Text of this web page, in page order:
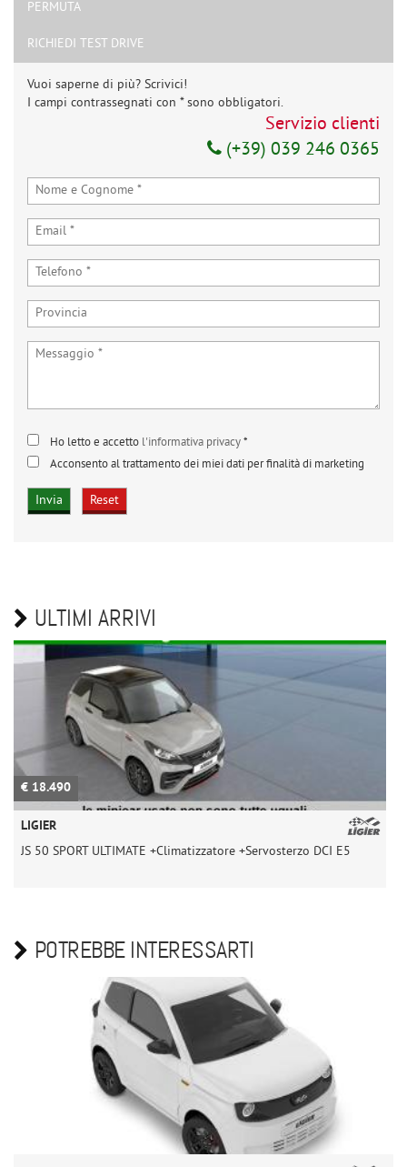
PERMUTA
RICHIEDI TEST DRIVE
Vuoi saperne di più? Scrivici!
I campi contrassegnati con * sono obbligatori.
Servizio clienti
(+39) 039 246 0365
Ho letto e accetto l'informativa privacy*
Acconsento al trattamento dei miei dati per finalità di marketing
ULTIMI ARRIVI
€ 18.490
LIGIER
JS 50 SPORT ULTIMATE +Climatizzatore +Servosterzo DCI E5
POTREBBE INTERESSARTI